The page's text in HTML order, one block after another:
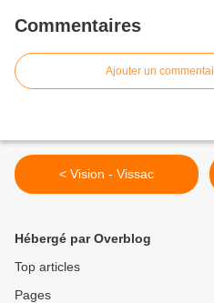
Commentaires
Ajouter un
< Vision - Vissac
Hébergé par Overblog
Top articles
Pages